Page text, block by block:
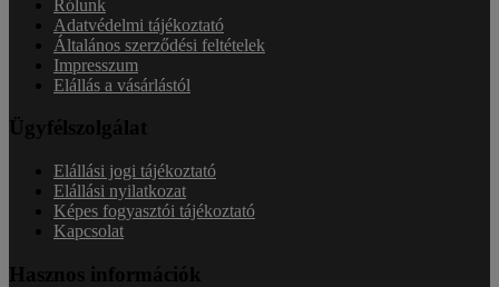
Rólunk
Adatvédelmi tájékoztató
Általános szerződési feltételek
Impresszum
Elállás a vásárlástól
Ügyfélszolgálat
Elállási jogi tájékoztató
Elállási nyilatkozat
Képes fogyasztói tájékoztató
Kapcsolat
Hasznos információk